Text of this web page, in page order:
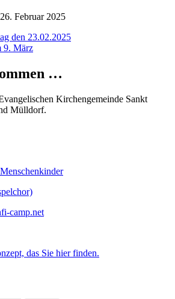
26. Februar 2025
den 23.02.2025
9. März
…
Kirchengemeinde Sankt
Mülldorf.
camp.net
das Sie hier finden.